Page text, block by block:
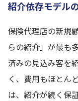
紹介依存モデル
保険代理店の新規
らの紹介」が最も
済みの見込み客を
く、費用もほとん
は、紹介が続く保